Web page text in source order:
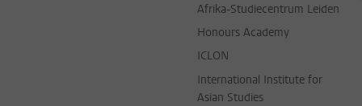
Afrika-Studiecentrum Leiden
Honours Academy
ICLON
International Institute for
Asian Studies